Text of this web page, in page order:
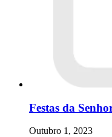
Festas da
Outubro 1, 2023